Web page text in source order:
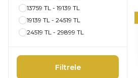
13759 TL - 19139 TL
19139 TL - 24519 TL
24519 TL - 29899 TL
Filtrele